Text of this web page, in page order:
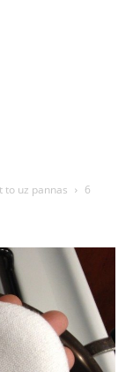
to uz pannas 6